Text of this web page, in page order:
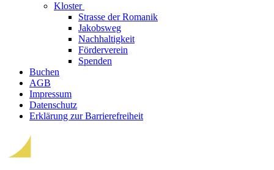
Kloster
Strasse der Romanik
Jakobsweg
Nachhaltigkeit
Förderverein
Spenden
Buchen
AGB
Impressum
Datenschutz
Erklärung zur Barrierefreiheit